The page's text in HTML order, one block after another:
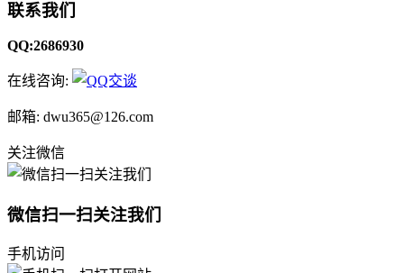
联系我们
QQ:2686930
在线咨询:
邮箱: dwu365@126.com
关注微信
微信扫一扫关注我们
手机访问